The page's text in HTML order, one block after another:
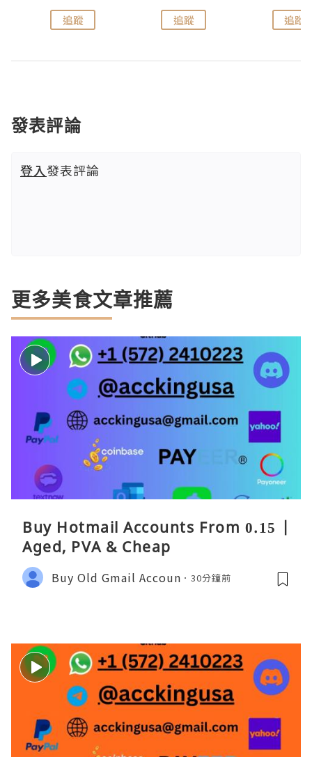
追蹤 追蹤 追蹤
發表評論
登入發表評論
更多美食文章推薦
Buy Hotmail Accounts From 0.15 |
Aged, PVA & Cheap
Buy Old Gmail Accoun 30分鐘前